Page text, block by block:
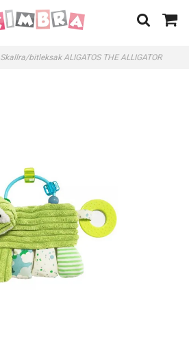
Skallra/bitleksak ALIGATOS THE ALLIGATOR